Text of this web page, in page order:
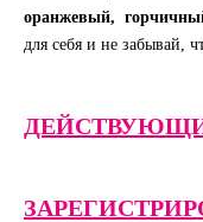
оранжевый,
для себя и не забывай,